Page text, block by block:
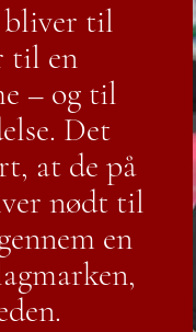
bliver til
til en
– og til
Det
at de på
nødt til
en